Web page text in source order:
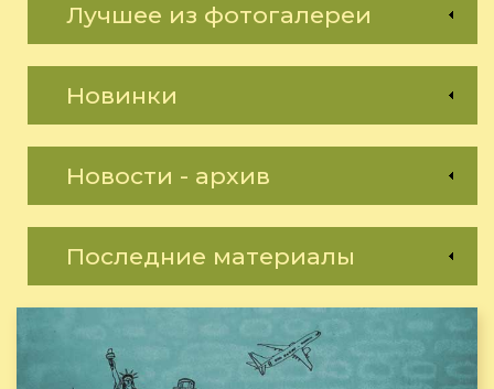
Лучшее из фотогалереи
Новинки
Новости - архив
Последние материалы